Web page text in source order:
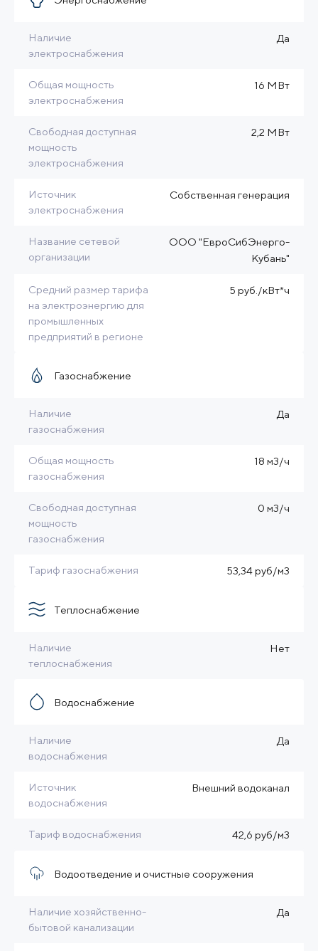
Наличие
электроснабжения
Да
Общая мощность
электроснабжения
16 МВт
Свободная доступная
мощность
электроснабжения
2,2 МВт
Источник
электроснабжения
Собственная генерация
Название сетевой
организации
ООО "ЕвроСибЭнерго-
Кубань"
Средний размер тарифа
на электроэнергию для
промышленных
предприятий в регионе
5 руб./кВт*ч
Газоснабжение
Наличие
газоснабжения
Да
Общая мощность
газоснабжения
18 м3/ч
Свободная доступная
мощность
газоснабжения
0 м3/ч
Тариф газоснабжения 53,34 руб/м3
Теплоснабжение
Наличие
теплоснабжения
Нет
Водоснабжение
Наличие
водоснабжения
Да
Источник
водоснабжения
Внешний водоканал
Тариф водоснабжения 42,6 руб/м3
Водоотведение и очистные сооружения
Наличие хозяйственно-
бытовой канализации
Да